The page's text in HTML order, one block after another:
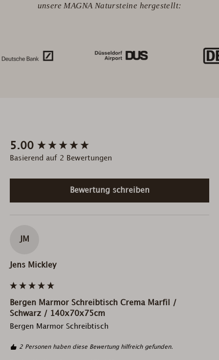
unsere MAGNA Natursteine hergestellt:
5.00
Basierend auf 2 Bewertungen
Bewertung schreiben
JM
Jens Mickley
Bergen Marmor Schreibtisch Crema Marfil /
Schwarz / 140x70x75cm
Bergen Marmor Schreibtisch
2 Personen haben diese Bewertung hilfreich gefunden.
New content loaded